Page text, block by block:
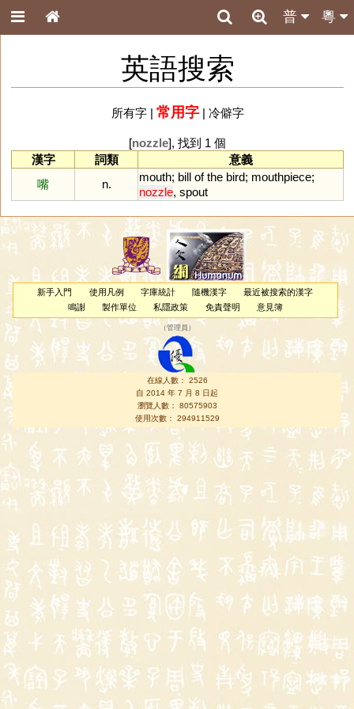
粵
普
英語搜索
所有字| 常用字| 冷僻字
[nozzle], 找到 1 個
漢字
詞類
意義
嘴
n.
mouth; bill of the bird; mouthpiece;
nozzle, spout
新手入門 使用凡例 字庫統計 隨機漢字
最近被搜索的漢字
鳴謝
製作單位 私隱政策 免責聲明 意見簿
（管理員 ）
在線人數： 2526
自 2014 年 7 月 8 日起
瀏覽人數： 80575903
使用次數： 294911529